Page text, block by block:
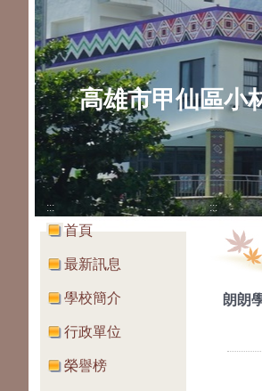
高雄市甲仙區小
:::
首頁
最新訊息
學校簡介
行政單位
榮譽榜
:::
朗朗